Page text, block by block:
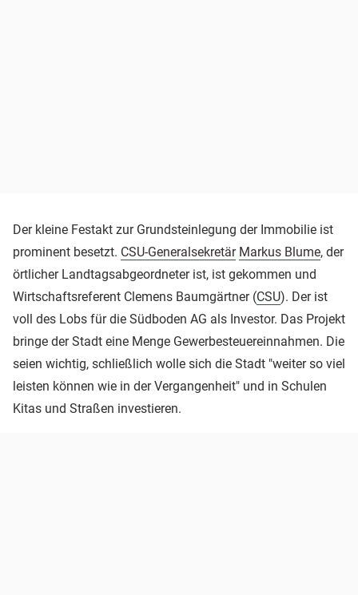
Der kleine Festakt zur Grundsteinlegung der Immobilie ist
prominent besetzt. CSU-Generalsekretär Markus Blume, der
örtlicher Landtagsabgeordneter ist, ist gekommen und
Wirtschaftsreferent Clemens Baumgärtner (CSU). Der ist
voll des Lobs für die Südboden AG als Investor. Das Projekt
bringe der Stadt eine Menge Gewerbesteuereinnahmen. Die
seien wichtig, schließlich wolle sich die Stadt "weiter so viel
leisten können wie in der Vergangenheit" und in Schulen
Kitas und Straßen investieren.